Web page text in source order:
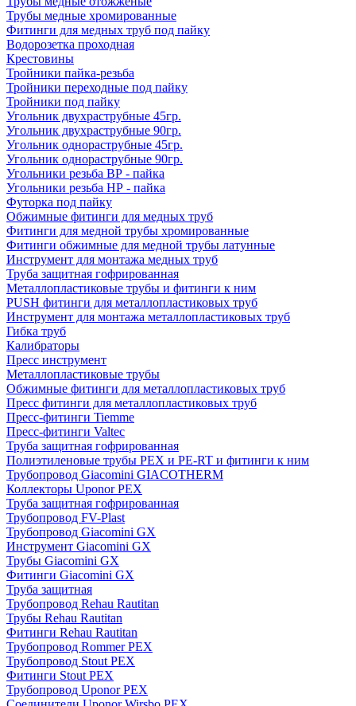
Трубы медные хромированные
Фитинги для медных труб под пайку
Водорозетка проходная
Крестовины
Тройники пайка-резьба
Тройники переходные под пайку
Тройники под пайку
Угольник двухраструбные 45гр.
Угольник двухраструбные 90гр.
Угольник однораструбные 45гр.
Угольник однораструбные 90гр.
Угольники резьба ВР - пайка
Угольники резьба НР - пайка
Футорка под пайку
Обжимные фитинги для медных труб
Фитинги для медной трубы хромированные
Фитинги обжимные для медной трубы латунные
Инструмент для монтажа медных труб
Труба защитная гофрированная
Металлопластиковые трубы и фитинги к ним
PUSH фитинги для металлопластиковых труб
Инструмент для монтажа металлопластиковых труб
Гибка труб
Калибраторы
Пресс инструмент
Металлопластиковые трубы
Обжимные фитинги для металлопластиковых труб
Пресс фитинги для металлопластиковых труб
Пресс-фитинги Tiemme
Пресс-фитинги Valtec
Труба защитная гофрированная
Полиэтиленовые трубы PEX и PE-RT и фитинги к ним
Трубопровод Giacomini GIACOTHERM
Коллекторы Uponor PEX
Труба защитная гофрированная
Трубопровод FV-Plast
Трубопровод Giacomini GX
Инструмент Giacomini GX
Трубы Giacomini GX
Фитинги Giacomini GX
Труба защитная
Трубопровод Rehau Rautitan
Трубы Rehau Rautitan
Фитинги Rehau Rautitan
Трубопровод Rommer PEX
Трубопровод Stout PEX
Фитинги Stout PEX
Трубопровод Uponor PEX